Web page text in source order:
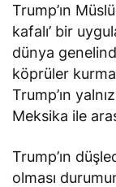
Trump’ın
kafalı’ bir
dünya
köprüler
Trump’ın
Meksika ile
Trump’ın
olması